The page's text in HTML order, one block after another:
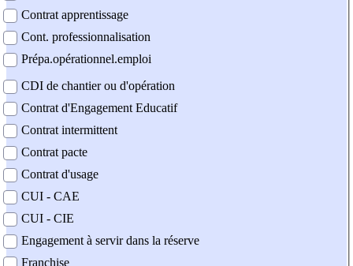
Contrat apprentissage
Cont. professionnalisation
Prépa.opérationnel.emploi
CDI de chantier ou d'opération
Contrat d'Engagement Educatif
Contrat intermittent
Contrat pacte
Contrat d'usage
CUI - CAE
CUI - CIE
Engagement à servir dans la réserve
Franchise